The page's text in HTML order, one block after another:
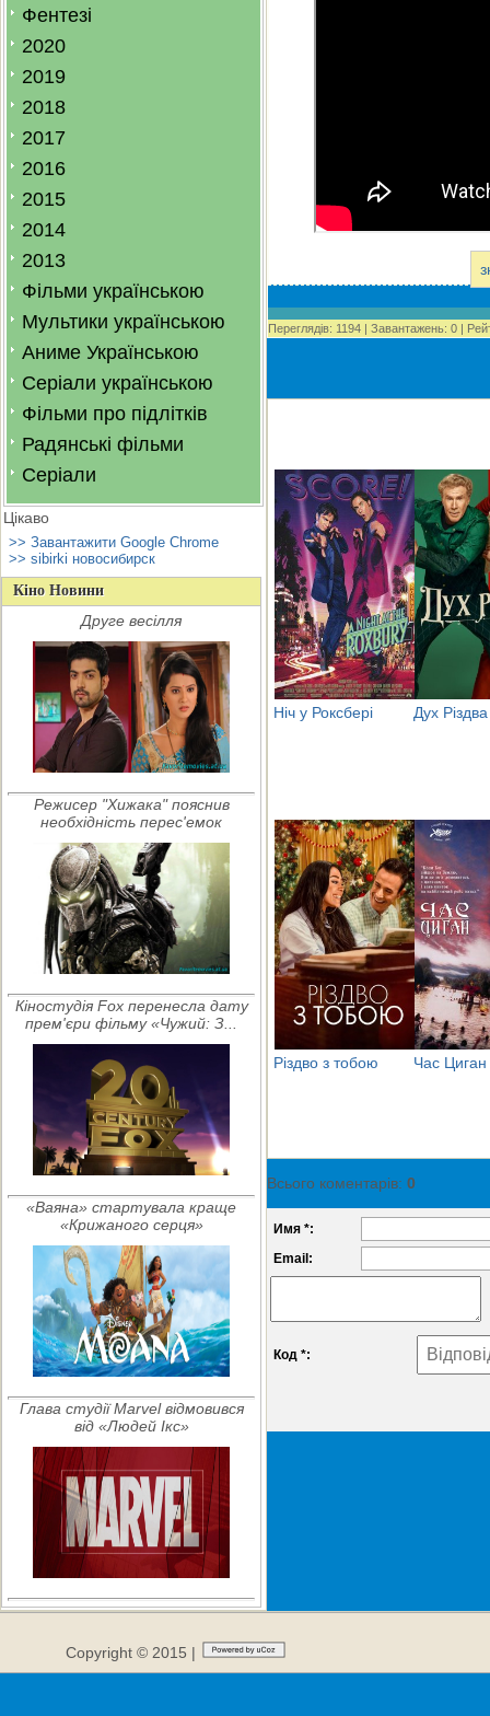
Фентезі
2020
2019
2018
2017
2016
2015
2014
2013
Фільми українською
Мультики українською
Аниме Українською
Серіали українською
Фільми про підлітків
Радянські фільми
Серіали
Цікаво
>> Завантажити Google Chrome
>> sibirki новосибирск
Кіно Новини
Друге весілля
Режисер "Хижака" пояснив
необхідність перес'емок
Кіностудія Fox перенесла дату
прем'єри фільму «Чужий: З...
«Ваяна» стартувала краще
«Крижаного серця»
Глава студії Marvel відмовився
від «Людей Ікс»
Переглядів: 1194 | Завантажень: 0 |
Ніч у Роксбері Дух Різдва
Різдво з тобою Час Циган
Всього коментарів: 0
Имя *:
Email:
Код *:
Copyright © 2015 |